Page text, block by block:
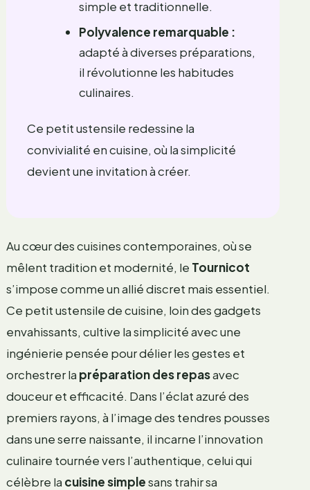
simple et traditionnelle.
Polyvalence remarquable :
adapté à diverses préparations,
il révolutionne les habitudes
culinaires.
Ce petit ustensile redessine la
convivialité en cuisine, où la simplicité
devient une invitation à créer.
Au cœur des cuisines contemporaines, où se
mêlent tradition et modernité, le Tournicot
s’impose comme un allié discret mais essentiel.
Ce petit ustensile de cuisine, loin des gadgets
envahissants, cultive la simplicité avec une
ingénierie pensée pour délier les gestes et
orchestrer la préparation des repasavec
douceur et efficacité. Dans l’éclat azuré des
premiers rayons, à l’image des tendres pousses
dans une serre naissante, il incarne l’innovation
culinaire tournée vers l’authentique, celui qui
célèbre la cuisine simplesans trahir sa